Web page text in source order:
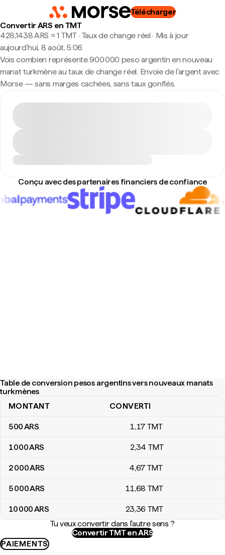
Télécharger
Convertir ARS en TMT
428,1438 ARS ≈ 1 TMT · Taux de change réel · Mis à jour
aujourd’hui, 8 août, 5:06
Vois combien représente 900 000 peso argentin en nouveau
manat turkmène au taux de change réel. Envoie de l'argent avec
Morse — sans marges cachées, sans taux gonflés.
Conçu avec des partenaires financiers de confiance
Table de conversion pesos argentins vers nouveaux manats
turkmènes
Table de conversion pesos argentins vers nouveaux manats
MONTANT CONVERTI
500ARS 1,17 TMT
1 000ARS 2,34 TMT
2 000ARS 4,67 TMT
5 000ARS 11,68 TMT
10 000ARS 23,36 TMT
Tu veux convertir dans l'autre sens ?
Convertir TMT en ARS
PAIEMENTS